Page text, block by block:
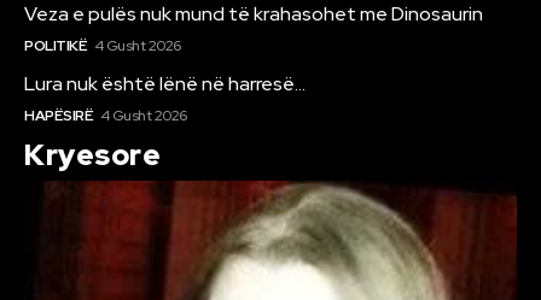
Veza e pulës nuk mund të krahasohet me Dinosaurin
POLITIKË 4 Gusht 2026
Lura nuk është lënë në harresë…
HAPËSIRË 4 Gusht 2026
Kryesore